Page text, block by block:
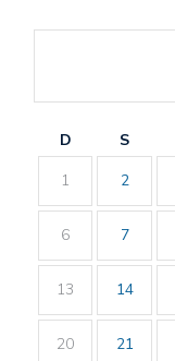
D S
1
2
6 7
13 14
20 21